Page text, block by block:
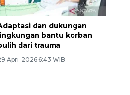
dan dukungan
lingkungan bantu korban
dari trauma
April 2026 6:43 WIB